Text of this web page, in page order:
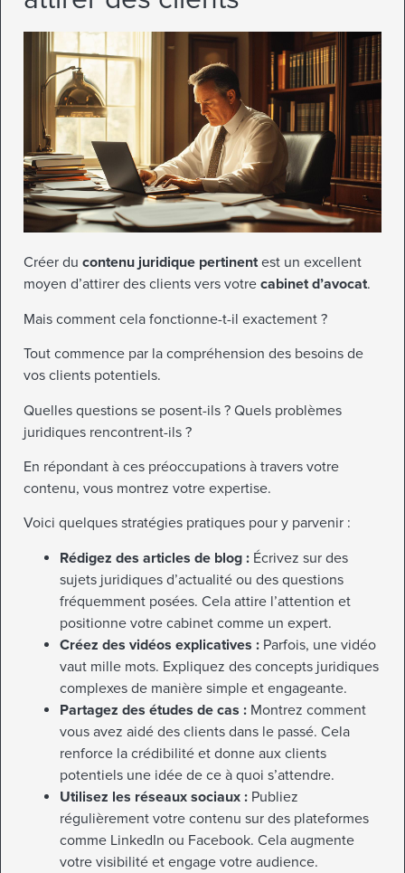
Créer du contenu juridique pertinentest un excellent
moyen d’attirer des clients vers votre cabinet d’avocat.
Mais comment cela fonctionne-t-il exactement ?
Tout commence par la compréhension des besoins de
vos clients potentiels.
Quelles questions se posent-ils ? Quels problèmes
juridiques rencontrent-ils ?
En répondant à ces préoccupations à travers votre
contenu, vous montrez votre expertise.
Voici quelques stratégies pratiques pour y parvenir :
Rédigez des articles de blog : Écrivez sur des
sujets juridiques d’actualité ou des questions
fréquemment posées. Cela attire l’attention et
positionne votre cabinet comme un expert.
Créez des vidéos explicatives : Parfois, une vidéo
vaut mille mots. Expliquez des concepts juridiques
complexes de manière simple et engageante.
Partagez des études de cas : Montrez comment
vous avez aidé des clients dans le passé. Cela
renforce la crédibilité et donne aux clients
potentiels une idée de ce à quoi s’attendre.
Utilisez les réseaux sociaux : Publiez
régulièrement votre contenu sur des plateformes
comme LinkedIn ou Facebook. Cela augmente
votre visibilité et engage votre audience.